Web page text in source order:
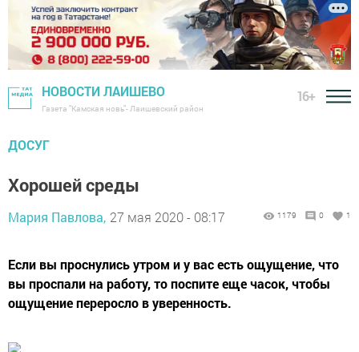
НОВОСТИ ЛАИШЕВО
Газета "Камская новь"- Лаишевский район
16+
ДОСУГ
Хорошей среды
Мария Павлова, 27 мая 2020 - 08:17 1179 0 1
Если вы проснулись утром и у вас есть ощущение, что
вы проспали на работу, то поспите еще часок, чтобы
ощущение переросло в уверенность.